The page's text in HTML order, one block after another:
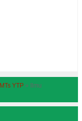
MTs YTP »
Ilmu